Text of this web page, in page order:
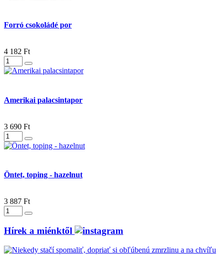
Forró csokoládé por
4 182 Ft
Amerikai palacsintapor
3 690 Ft
Öntet, toping - hazelnut
3 887 Ft
Hírek a miénktől